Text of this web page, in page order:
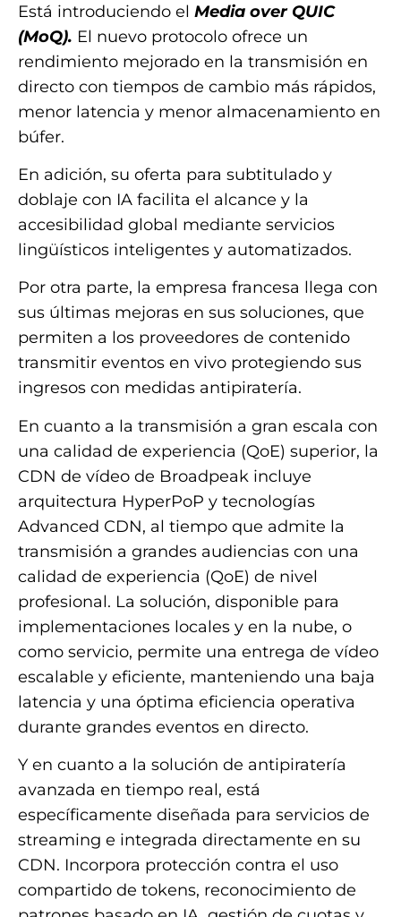
Está introduciendo el Media over QUIC
(MoQ). El nuevo protocolo ofrece un
rendimiento mejorado en la transmisión en
directo con tiempos de cambio más rápidos,
menor latencia y menor almacenamiento en
búfer.
En adición, su oferta para subtitulado y
doblaje con IA facilita el alcance y la
accesibilidad global mediante servicios
lingüísticos inteligentes y automatizados.
Por otra parte, la empresa francesa llega con
sus últimas mejoras en sus soluciones, que
permiten a los proveedores de contenido
transmitir eventos en vivo protegiendo sus
ingresos con medidas antipiratería.
En cuanto a la transmisión a gran escala con
una calidad de experiencia (QoE) superior, la
CDN de vídeo de Broadpeak incluye
arquitectura HyperPoP y tecnologías
Advanced CDN, al tiempo que admite la
transmisión a grandes audiencias con una
calidad de experiencia (QoE) de nivel
profesional. La solución, disponible para
implementaciones locales y en la nube, o
como servicio, permite una entrega de vídeo
escalable y eficiente, manteniendo una baja
latencia y una óptima eficiencia operativa
durante grandes eventos en directo.
Y en cuanto a la solución de antipiratería
avanzada en tiempo real, está
específicamente diseñada para servicios de
streaming e integrada directamente en su
CDN. Incorpora protección contra el uso
compartido de tokens, reconocimiento de